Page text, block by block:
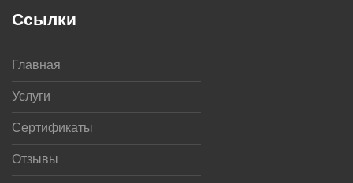
Ссылки
Главная
Услуги
Сертификаты
Отзывы